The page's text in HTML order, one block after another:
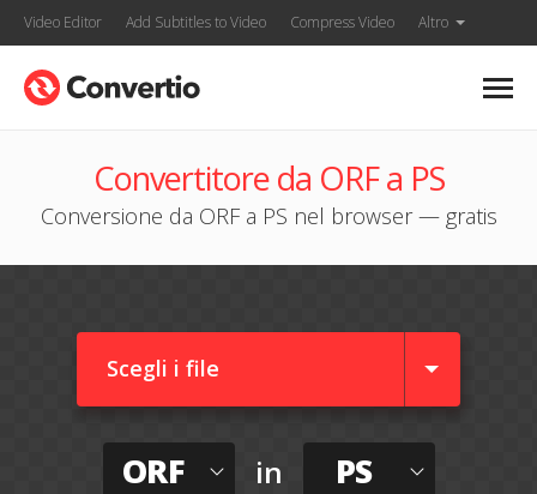
Video Editor Add Subtitles to Video Compress Video Altro
Convertitore da ORF a PS
Conversione da ORF a PS nel browser — gratis
Scegli i file
ORF in PS